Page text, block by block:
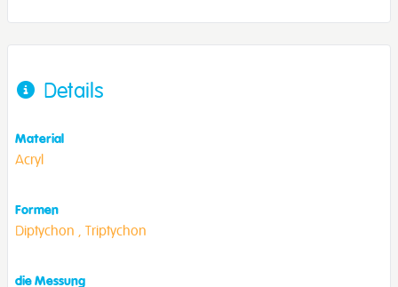
Details
Material
Acryl
Formen
Diptychon , Triptychon
die Messung